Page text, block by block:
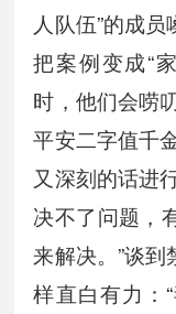
人队伍”的成
把案例变成“
时，他们会唠
平安二字值千
又深刻的话进
决不了问题，
来解决。”谈
样直白有力：